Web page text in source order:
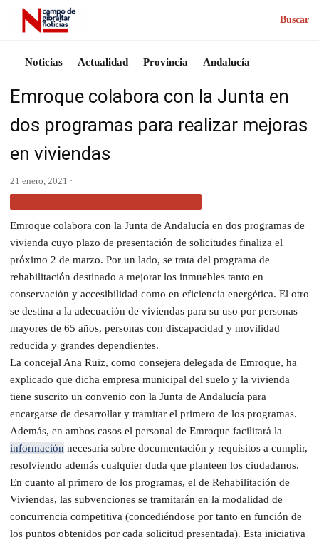
Buscar
Noticias Actualidad Provincia Andalucía
Emroque colabora con la Junta en
dos programas para realizar mejoras
en viviendas
21 enero, 2021 ·
Emroque colabora con la Junta de Andalucía en dos programas de
vivienda cuyo plazo de presentación de solicitudes finaliza el
próximo 2 de marzo. Por un lado, se trata del programa de
rehabilitación destinado a mejorar los inmuebles tanto en
conservación y accesibilidad como en eficiencia energética. El otro
se destina a la adecuación de viviendas para su uso por personas
mayores de 65 años, personas con discapacidad y movilidad
reducida y grandes dependientes.
La concejal Ana Ruiz, como consejera delegada de Emroque, ha
explicado que dicha empresa municipal del suelo y la vivienda
tiene suscrito un convenio con la Junta de Andalucía para
encargarse de desarrollar y tramitar el primero de los programas.
Además, en ambos casos el personal de Emroque facilitará la
información necesaria sobre documentación y requisitos a cumplir,
resolviendo además cualquier duda que planteen los ciudadanos.
En cuanto al primero de los programas, el de Rehabilitación de
Viviendas, las subvenciones se tramitarán en la modalidad de
concurrencia competitiva (concediéndose por tanto en función de
los puntos obtenidos por cada solicitud presentada). Esta iniciativa